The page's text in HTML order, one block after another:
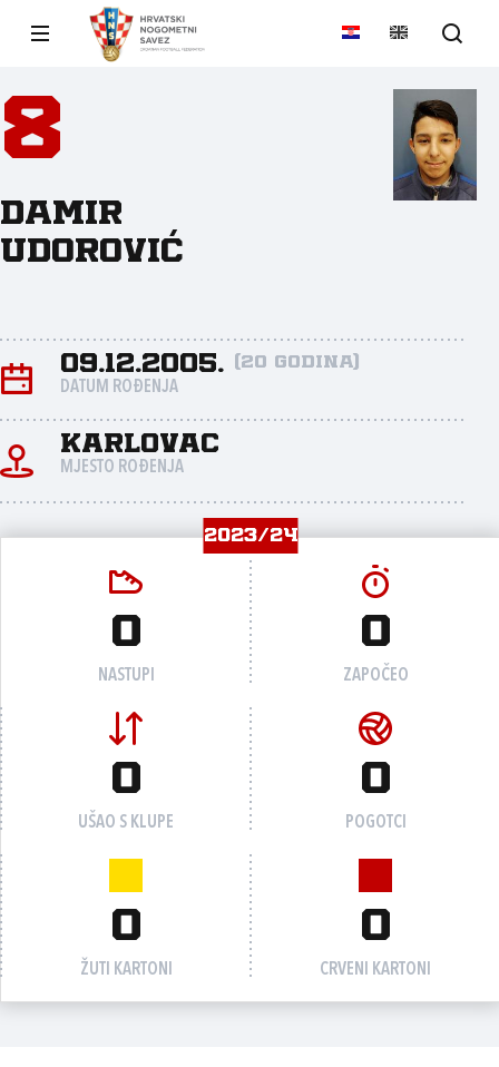
8
Damir
Udorović
09.12.2005. (20 godina)
DATUM ROĐENJA
Karlovac
MJESTO ROĐENJA
2023/24
0
NASTUPI
0
ZAPOČEO
0
UŠAO S KLUPE
0
POGOTCI
0
ŽUTI KARTONI
0
CRVENI KARTONI